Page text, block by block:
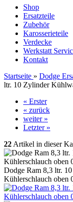
Shop
Ersatzteile
Zubehör
Karosserieteile
Verdecke
Werkstatt
Kontakt
Startseite » Dodge
ltr. 10 Zylinder
« Erster
« zurück
weiter »
Letzter »
22 Artikel in dieser
Dodge Ram 8,3 ltr.
Kühlerschlauch oben